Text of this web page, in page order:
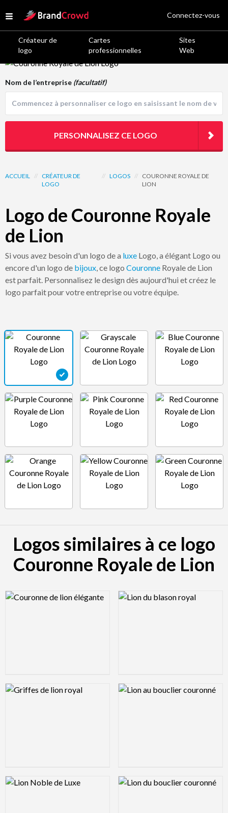
Open menu
Site Logo
Créateur de
logo
Cartes
professionnelles
Sites
Web
Connectez-vous
Logo Template Preview
ACCUEIL // CRÉATEUR DE
LOGO
// LOGOS // COURONNE ROYALE DE
LION
Logo de Couronne Royale
de Lion
Si vous avez besoin d'un logo de a luxe Logo, a élégant Logo ou
encore d'un logo de bijoux, ce logo Couronne Royale de Lion
est parfait. Personnalisez le design dès aujourd'hui et créez le
logo parfait pour votre entreprise ou votre équipe.
Nom de l’entreprise (facultatif)
PERSONNALISEZ CE LOGO
Logos similaires à ce logo
Couronne Royale de Lion
Logo Preview Image Logo Preview Image
Logo Preview Image Logo Preview Image
Logo Preview Image Logo Preview Image